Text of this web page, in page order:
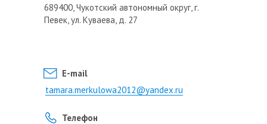
689400, Чукотский автономный округ, г.
Певек, ул. Куваева, д. 27
tamara.merkulowa2012@yandex.ru
E-mail
Телефон